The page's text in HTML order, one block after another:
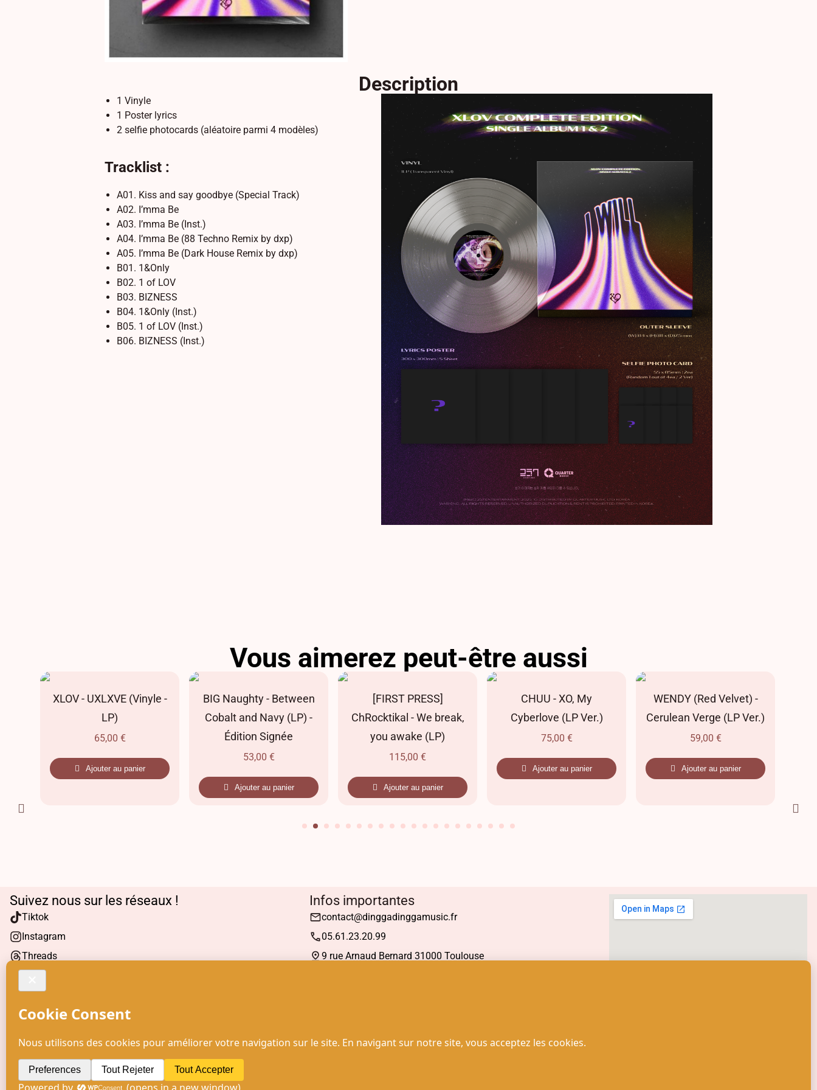
Description
1 Vinyle
1 Poster lyrics
2 selfie photocards (aléatoire parmi 4 modèles)
Tracklist :
A01. Kiss and say goodbye (Special Track)
A02. I’mma Be
A03. I’mma Be (Inst.)
A04. I’mma Be (88 Techno Remix by dxp)
A05. I’mma Be (Dark House Remix by dxp)
B01. 1&Only
B02. 1 of LOV
B03. BIZNESS
B04. 1&Only (Inst.)
B05. 1 of LOV (Inst.)
B06. BIZNESS (Inst.)
Vous aimerez peut-être aussi
XLOV - UXLXVE (Vinyle -
LP)
65,00 €
Ajouter au panier
BIG Naughty - Between
Cobalt and Navy (LP) -
Édition Signée
53,00 €
Ajouter au panier
[FIRST PRESS]
ChRocktikal - We break,
you awake (LP)
115,00 €
Ajouter au panier
CHUU - XO, My
Cyberlove (LP Ver.)
75,00 €
Ajouter au panier
WENDY (Red Velvet) -
Cerulean Verge (LP Ver.)
59,00 €
Ajouter au panier
Suivez nous sur les réseaux !
Tiktok
Instagram
Threads
Facebook
Infos importantes
contact@dinggadinggamusic.fr
05.61.23.20.99
9 rue Arnaud Bernard 31000 Toulouse